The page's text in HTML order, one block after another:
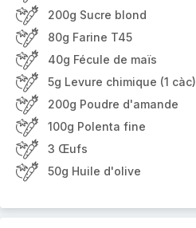
200g Sucre blond
80g Farine T45
40g Fécule de maïs
5g Levure chimique (1 càc)
200g Poudre d'amande
100g Polenta fine
3 Œufs
50g Huile d'olive